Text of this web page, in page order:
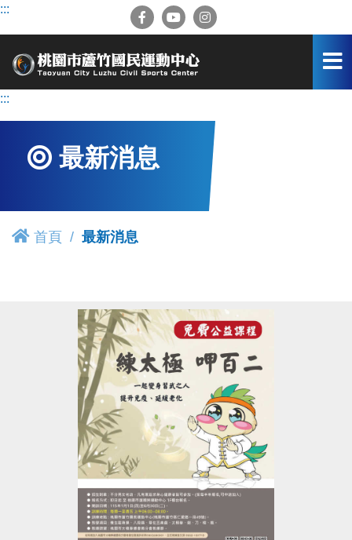
跳
容
:::
:::
最新消息
首頁 最新消息